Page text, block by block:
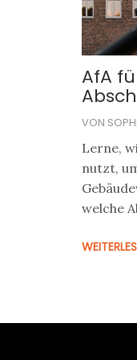
AfA
VON
Lerne,
nutzt,
welche